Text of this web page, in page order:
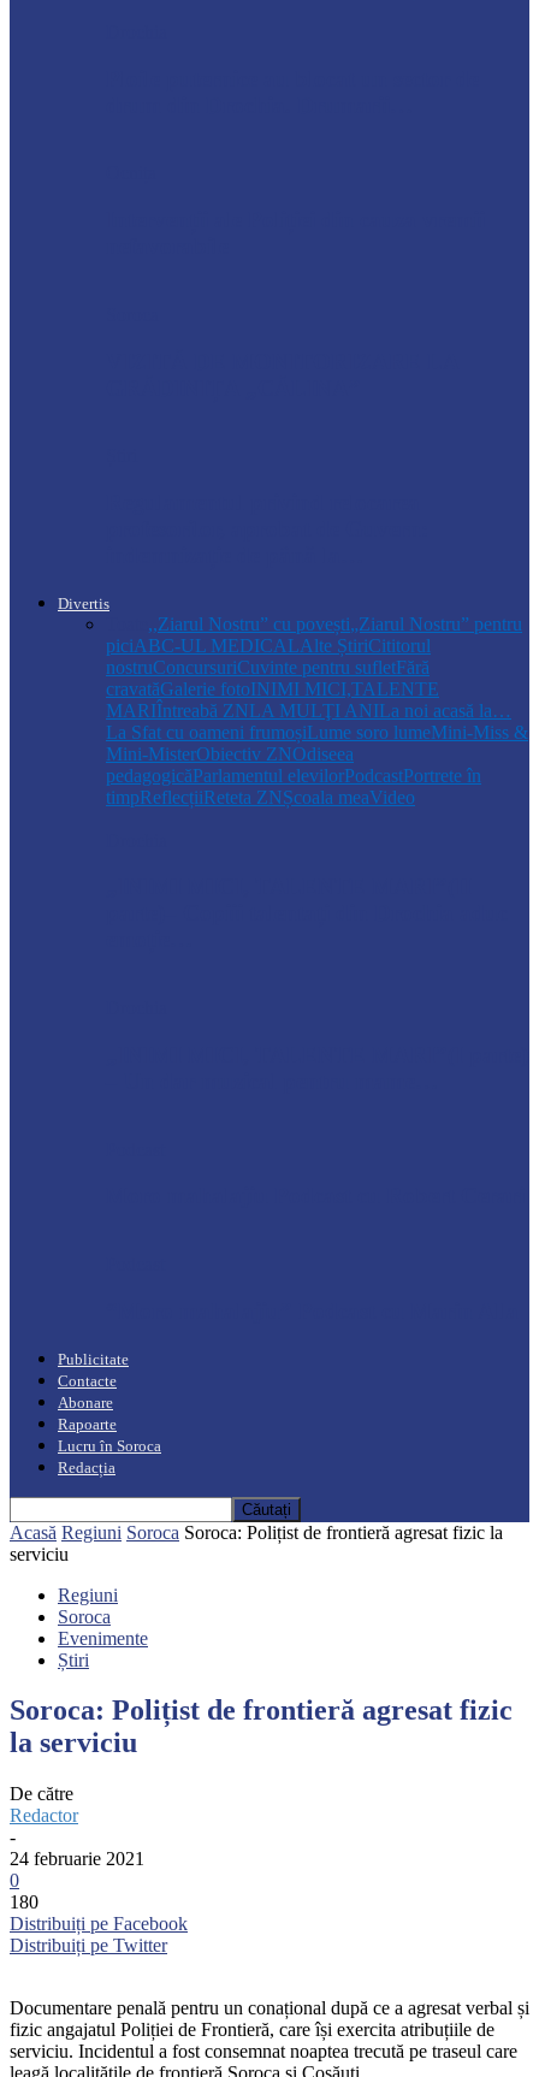
Divertis
,,Ziarul Nostru” cu povești„Ziarul Nostru” pentru
piciABC-UL MEDICALAlte ȘtiriCititorul
nostruConcursuriCuvinte pentru sufletFără
cravatăGalerie fotoINIMI MICI,TALENTE
MARIÎntreabă ZNLA MULŢI ANILa noi acasă la…
La Sfat cu oameni frumoșiLume soro lumeMini-Miss &
Mini-MisterObiectiv ZNOdiseea
pedagogicăParlamentul elevilorPodcastPortrete în
timpReflecțiiReteta ZNȘcoala meaVideo
Publicitate
Contacte
Abonare
Rapoarte
Lucru în Soroca
Redacția
Acasă Regiuni Soroca Soroca: Polițist de frontieră agresat fizic la
serviciu
Regiuni
Soroca
Evenimente
Știri
Soroca: Polițist de frontieră agresat fizic
la serviciu
De către
Redactor
-
24 februarie 2021
0
180
Distribuiți pe Facebook
Distribuiți pe Twitter
Documentare penală pentru un conațional după ce a agresat verbal și
fizic angajatul Poliției de Frontieră, care își exercita atribuțiile de
serviciu. Incidentul a fost consemnat noaptea trecută pe traseul care